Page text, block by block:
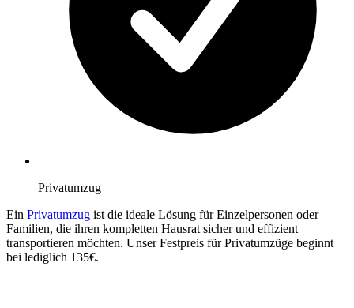
Privatumzug
Ein Privatumzug ist die ideale Lösung für Einzelpersonen oder
Familien, die ihren kompletten Hausrat sicher und effizient
transportieren möchten. Unser Festpreis für Privatumzüge beginnt
bei lediglich 135€.